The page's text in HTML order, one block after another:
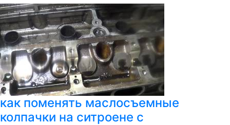
как поменять маслосъемные
колпачки на ситроене с